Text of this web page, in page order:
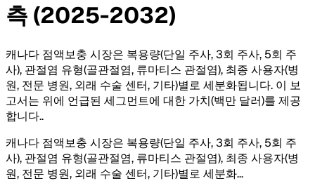
측 (2025-2032)
캐나다 점액보충 시장은 복용량(단일 주사, 3회 주사, 5회 주
사), 관절염 유형(골관절염, 류마티스 관절염), 최종 사용자(병
원, 전문 병원, 외래 수술 센터, 기타)별로 세분화됩니다. 이 보
고서는 위에 언급된 세그먼트에 대한 가치(백만 달러)를 제공
합니다..
캐나다 점액보충 시장은 복용량(단일 주사, 3회 주사, 5회 주
사), 관절염 유형(골관절염, 류마티스 관절염), 최종 사용자(병
원, 전문 병원, 외래 수술 센터, 기타)별로 세분화...